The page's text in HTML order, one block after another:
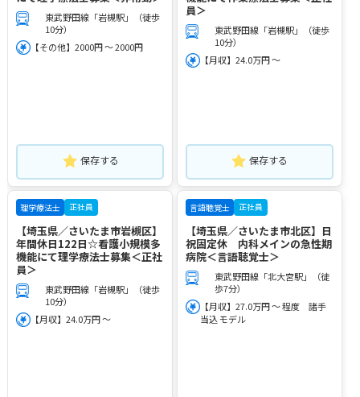
東武野田線「岩槻駅」（徒歩
10分）
【その他】2000円 ～ 2000円
保存する
員＞
東武野田線「岩槻駅」（徒歩
10分）
【月収】24.0万円 ～
保存する
理学療法士 正社員
【埼玉県／さいたま市岩槻区】
年間休日122日☆看護小規模多
機能にて理学療法士募集＜正社
員＞
東武野田線「岩槻駅」（徒歩
10分）
【月収】24.0万円 ～
言語聴覚士 正社員
【埼玉県／さいたま市北区】日
祝固定休 内科メインの急性期
病院＜言語聴覚士＞
東武野田線「北大宮駅」（徒
歩7分）
【月収】27.0万円 ～ 程度 諸手
当込 モデル